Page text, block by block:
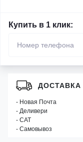
Купить в 1 клик:
ДОСТАВКА
- Новая Почта
- Деливери
- САТ
- Самовывоз